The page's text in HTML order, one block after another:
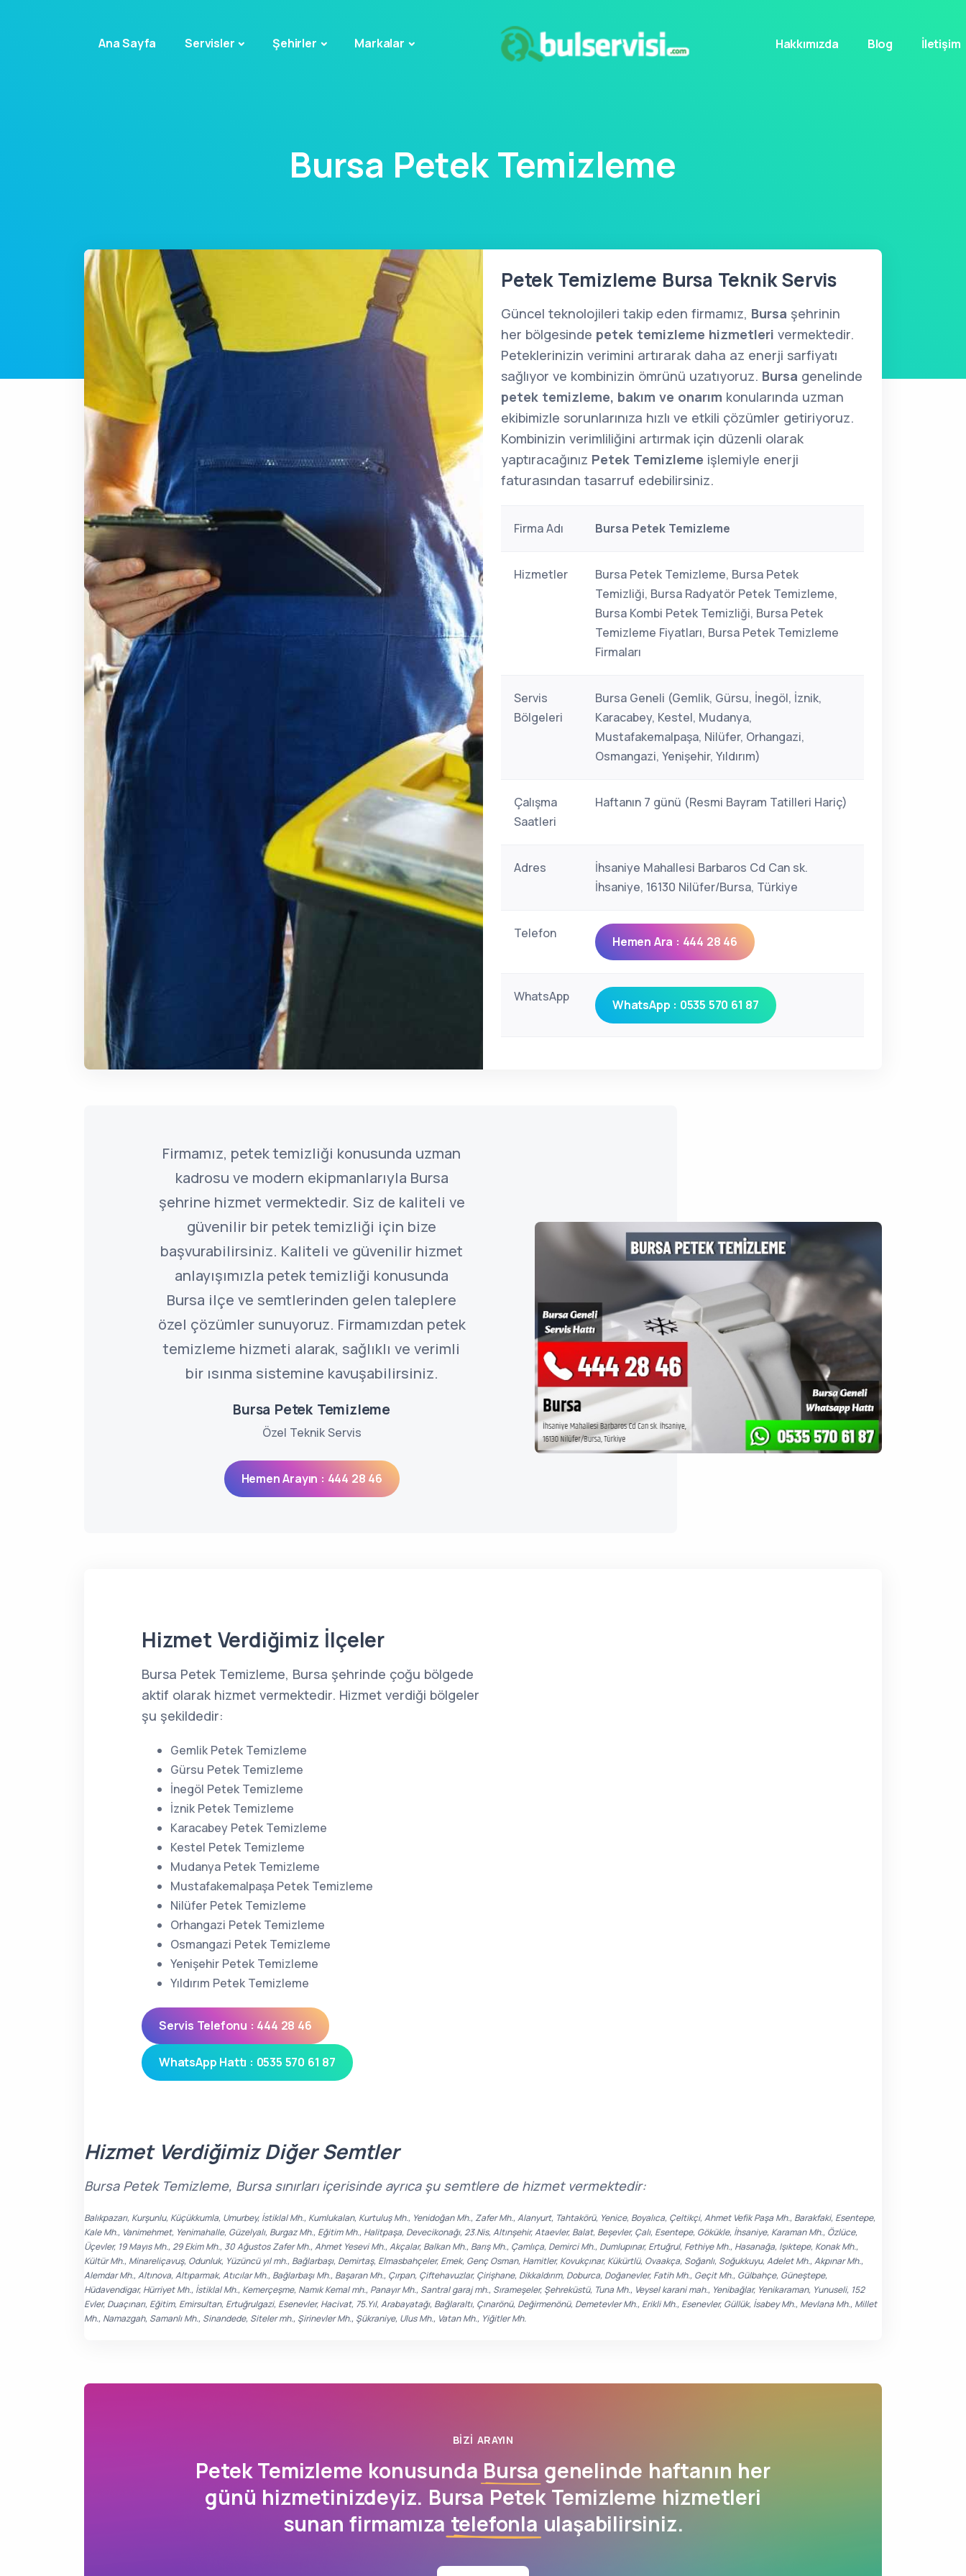
Ana Sayfa Servisler Şehirler Markalar Hakkımızda Blog İletişim
Bursa Petek Temizleme
Petek Temizleme Bursa Teknik Servis
Güncel teknolojileri takip eden firmamız, Bursa şehrinin
her bölgesinde petek temizleme hizmetleri vermektedir.
Peteklerinizin verimini artırarak daha az enerji sarfiyatı
sağlıyor ve kombinizin ömrünü uzatıyoruz. Bursa genelinde
petek temizleme, bakım ve onarım konularında uzman
ekibimizle sorunlarınıza hızlı ve etkili çözümler getiriyoruz.
Kombinizin verimliliğini artırmak için düzenli olarak
yaptıracağınız Petek Temizleme işlemiyle enerji
faturasından tasarruf edebilirsiniz.
Firma Adı Bursa Petek Temizleme
Hizmetler
Bursa Petek Temizleme, Bursa Petek
Temizliği, Bursa Radyatör Petek Temizleme,
Bursa Kombi Petek Temizliği, Bursa Petek
Temizleme Fiyatları, Bursa Petek Temizleme
Firmaları
Servis
Bölgeleri
Bursa Geneli (Gemlik, Gürsu, İnegöl, İznik,
Karacabey, Kestel, Mudanya,
Mustafakemalpaşa, Nilüfer, Orhangazi,
Osmangazi, Yenişehir, Yıldırım)
Çalışma
Saatleri
Haftanın 7 günü (Resmi Bayram Tatilleri Hariç)
Adres
İhsaniye Mahallesi Barbaros Cd Can sk.
İhsaniye, 16130 Nilüfer/Bursa, Türkiye
Telefon
Hemen Ara : 444 28 46
WhatsApp
WhatsApp : 0535 570 61 87
Firmamız, petek temizliği konusunda uzman
kadrosu ve modern ekipmanlarıyla Bursa
şehrine hizmet vermektedir. Siz de kaliteli ve
güvenilir bir petek temizliği için bize
başvurabilirsiniz. Kaliteli ve güvenilir hizmet
anlayışımızla petek temizliği konusunda
Bursa ilçe ve semtlerinden gelen taleplere
özel çözümler sunuyoruz. Firmamızdan petek
temizleme hizmeti alarak, sağlıklı ve verimli
bir ısınma sistemine kavuşabilirsiniz.
Bursa Petek Temizleme
Özel Teknik Servis
Hemen Arayın : 444 28 46
Hizmet Verdiğimiz İlçeler
Bursa Petek Temizleme, Bursa şehrinde çoğu bölgede
aktif olarak hizmet vermektedir. Hizmet verdiği bölgeler
şu şekildedir:
Gemlik Petek Temizleme
Gürsu Petek Temizleme
İnegöl Petek Temizleme
İznik Petek Temizleme
Karacabey Petek Temizleme
Kestel Petek Temizleme
Mudanya Petek Temizleme
Mustafakemalpaşa Petek Temizleme
Nilüfer Petek Temizleme
Orhangazi Petek Temizleme
Osmangazi Petek Temizleme
Yenişehir Petek Temizleme
Yıldırım Petek Temizleme
Servis Telefonu : 444 28 46
WhatsApp Hattı : 0535 570 61 87
Hizmet Verdiğimiz Diğer Semtler
Bursa Petek Temizleme, Bursa sınırları içerisinde ayrıca şu semtlere de hizmet vermektedir:
Balıkpazarı, Kurşunlu, Küçükkumla, Umurbey, İstiklal Mh., Kumlukalan, Kurtuluş Mh., Yenidoğan Mh., Zafer Mh., Alanyurt, Tahtakörü, Yenice, Boyalıca, Çeltikçi, Ahmet Vefik Paşa Mh., Barakfaki, Esentepe,
Kale Mh., Vanimehmet, Yenimahalle, Güzelyalı, Burgaz Mh., Eğitim Mh., Halitpaşa, Devecikonağı, 23.Nis, Altınşehir, Ataevler, Balat, Beşevler, Çalı, Esentepe, Gökükle, İhsaniye, Karaman Mh., Özlüce,
Üçevler, 19 Mayıs Mh., 29 Ekim Mh., 30 Ağustos Zafer Mh., Ahmet Yesevi Mh., Akçalar, Balkan Mh., Barış Mh., Çamlıça, Demirci Mh., Dumlupınar, Ertuğrul, Fethiye Mh., Hasanağa, Işıktepe, Konak Mh.,
Kültür Mh., Minareliçavuş, Odunluk, Yüzüncü yıl mh., Bağlarbaşı, Demirtaş, Elmasbahçeler, Emek, Genç Osman, Hamitler, Kovukçınar, Kükürtlü, Ovaakça, Soğanlı, Soğukkuyu, Adelet Mh., Akpınar Mh.,
Alemdar Mh., Altınova, Altıparmak, Atıcılar Mh., Bağlarbaşı Mh., Başaran Mh., Çırpan, Çiftehavuzlar, Çirişhane, Dikkaldırım, Doburca, Doğanevler, Fatih Mh., Geçit Mh., Gülbahçe, Güneştepe,
Hüdavendigar, Hürriyet Mh., İstiklal Mh., Kemerçeşme, Namık Kemal mh., Panayır Mh., Santral garaj mh., Sırameşeler, Şehreküstü, Tuna Mh., Veysel karani mah., Yenibağlar, Yenikaraman, Yunuseli, 152
Evler, Duaçınarı, Eğitim, Emirsultan, Ertuğrulgazi, Esenevler, Hacivat, 75.Yıl, Arabayatağı, Bağlaraltı, Çınarönü, Değirmenönü, Demetevler Mh., Erikli Mh., Esenevler, Güllük, İsabey Mh., Mevlana Mh., Millet
Mh., Namazgah, Samanlı Mh., Sinandede, Siteler mh., Şirinevler Mh., Şükraniye, Ulus Mh., Vatan Mh., Yiğitler Mh.
BIZI ARAYIN
Petek Temizleme konusunda Bursa genelinde haftanın her
günü hizmetinizdeyiz. Bursa Petek Temizleme hizmetleri
sunan firmamıza telefonla ulaşabilirsiniz.